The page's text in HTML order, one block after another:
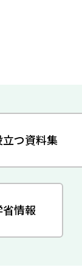
つ資料集
情報